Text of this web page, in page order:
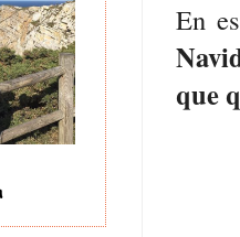
En
que